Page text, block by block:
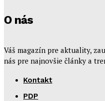
O nás
Váš magazín pre aktuality,
nás pre najnovšie články a
Kontakt
PDP